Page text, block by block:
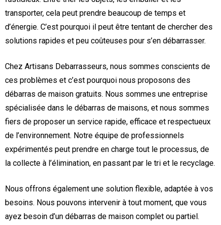
transporter, cela peut prendre beaucoup de temps et
d’énergie. C’est pourquoi il peut être tentant de chercher des
solutions rapides et peu coûteuses pour s’en débarrasser.
Chez Artisans Debarrasseurs, nous sommes conscients de
ces problèmes et c’est pourquoi nous proposons des
débarras de maison gratuits. Nous sommes une entreprise
spécialisée dans le débarras de maisons, et nous sommes
fiers de proposer un service rapide, efficace et respectueux
de l’environnement. Notre équipe de professionnels
expérimentés peut prendre en charge tout le processus, de
la collecte à l’élimination, en passant par le tri et le recyclage.
Nous offrons également une solution flexible, adaptée à vos
besoins. Nous pouvons intervenir à tout moment, que vous
ayez besoin d’un débarras de maison complet ou partiel.